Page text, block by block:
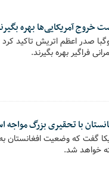
خروج آمریکایی‌ها بهره
صدر اعظم اتریش تاکید
فراگیر بهره بگیرند.
با تحقیری بزرگ مواجه
گفت که وضعیت
خواهد شد.